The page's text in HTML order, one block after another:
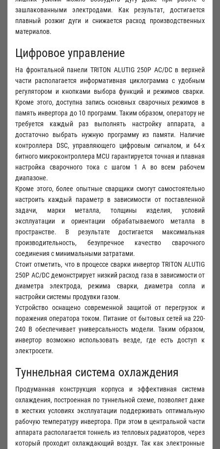
зашлакованными электродами. Как результат, достигается
плавный розжиг дуги и снижается расход производственных
материалов.
Цифровое управление
На фронтальной панели TRITON ALUTIG 250Р AC/DC в верхней
части располагается информативная циклограмма с удобным
регулятором и кнопками выбора функций и режимов сварки.
Кроме этого, доступна запись основных сварочных режимов в
память инвертора до 10 программ. Таким образом, оператору не
требуется каждый раз выполнять настройку аппарата, а
достаточно выбрать нужную программу из памяти. Наличие
контроллера DSC, управляющего цифровым сигналом, и 64-х
битного микроконтроллера MCU гарантируется точная и плавная
настройка сварочного тока с шагом 1 А во всем рабочем
диапазоне.
Кроме этого, более опытные сварщики смогут самостоятельно
настроить каждый параметр в зависимости от поставленной
задачи, марки металла, толщины изделия, условий
эксплуатации и ориентации обрабатываемого металла в
пространстве. В результате достигается максимальная
производительность, безупречное качество сварочного
соединения с минимальными затратами.
Стоит отметить, что в процессе сварки инвертор TRITON ALUTIG
250Р AC/DC демонстрирует низкий расход газа в зависимости от
диаметра электрода, режима сварки, диаметра сопла и
настройки системы продувки газом.
Устройство оснащено современной защитой от перегрузок и
поражения оператора током. Питание от бытовых сетей на 220-
240 В обеспечивает универсальность модели. Таким образом,
инвертор возможно использовать везде, где есть доступ к
электросети.
Туннельная система охлаждения
Продуманная конструкция корпуса и эффективная система
охлаждения, построенная по туннельной схеме, позволяет даже
в жестких условиях эксплуатации поддерживать оптимальную
рабочую температуру инвертора. При этом в центральной части
аппарата располагается тоннель из тепловых радиаторов, через
который проходит охлаждающий воздух. Так как электронные